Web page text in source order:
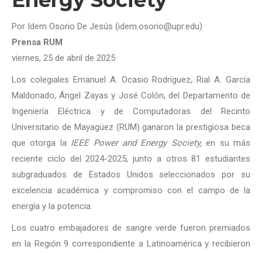
Por Idem Osorio De Jesús (idem.osorio@upr.edu)
Prensa RUM
viernes, 25 de abril de 2025
Los colegiales Emanuel A. Ocasio Rodríguez, Rial A. García
Maldonado, Ángel Zayas y José Colón, del Departamento de
Ingeniería Eléctrica y de Computadoras del Recinto
Universitario de Mayagüez (RUM) ganaron la prestigiosa beca
que otorga la IEEE Power and Energy Society,en su más
reciente ciclo del 2024-2025, junto a otros 81 estudiantes
subgraduados de Estados Unidos seleccionados por su
excelencia académica y compromiso con el campo de la
energía y la potencia.
Los cuatro embajadores de sangre verde fueron premiados
en la Región 9 correspondiente a Latinoamérica y recibieron